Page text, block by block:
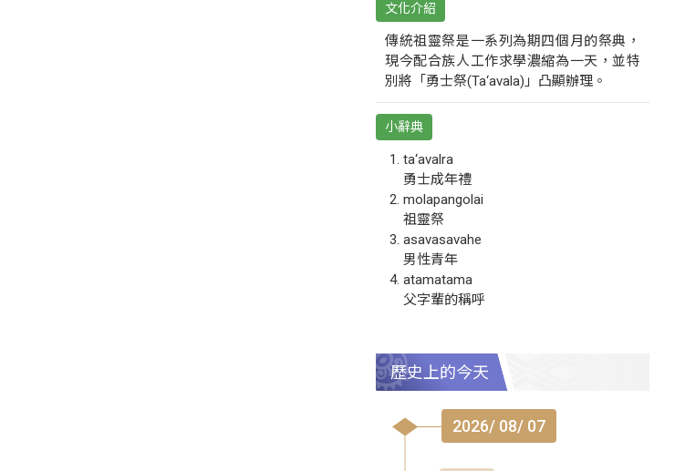
文化介紹
傳統祖靈祭是一系列為期四個月的祭典，
現今配合族人工作求學濃縮為一天，並特
別將「勇士祭(Ta‘avala)」凸顯辦理。
小辭典
ta‘avalra
勇士成年禮
molapangolai
祖靈祭
asavasavahe
男性青年
atamatama
父字輩的稱呼
歷史上的今天
2026/ 08/ 07